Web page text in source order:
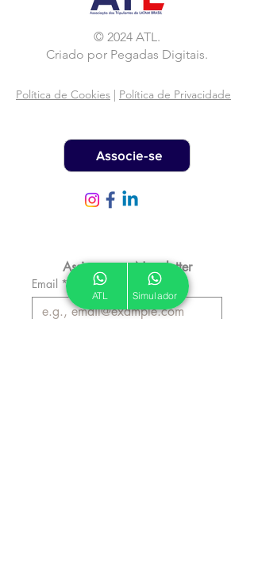
© 2024 ATL.
Criado por Pegadas Digitais.
Política de Cookies | Política de Privacidade
Associe-se
Assine nossa Newsletter
Email *
ATL Simulador